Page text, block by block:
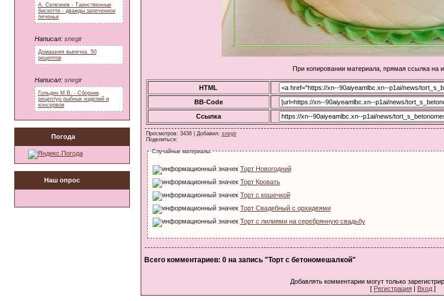
А. Селезнев - Таинственные
бискотти - дважды запеченное
печенье
Написал: snegir
Домашняя выпечка. 50
рецептов
Написал: snegir
Гольдин М.В. - Сборник
рецептур рыбных изделий и
консервов
Погода
Наш опрос
При копировании материала, прямая ссылка на
HTML
BB-Code
Ссылка
Просмотров: 3436 | Добавил: snegir
Поделиться:
Случайные материалы:
Торт Новогодний
Торт Кровать
Торт с кошечкой
Торт Свадебный с орхидеями
Торт с лилиями на серебрянную свадьбу
Всего комментариев: 0 на запись "Торт с бетономешалкой"
Добавлять комментарии могут только
[ Регистрация | Вход ]